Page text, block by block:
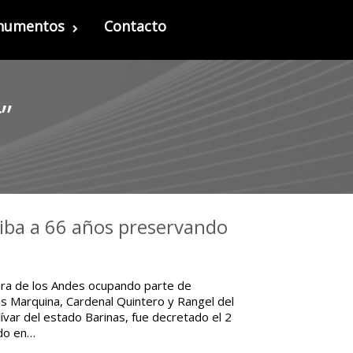
Contacto
a 66 años preservando
de los Andes ocupando parte de
Marquina, Cardenal Quintero y Rangel del
del estado Barinas, fue decretado el 2
en…